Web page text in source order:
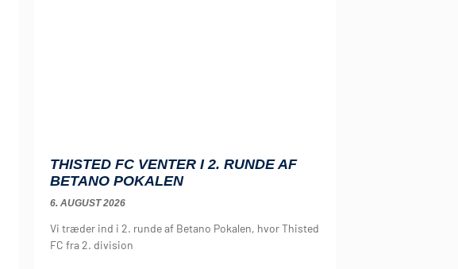
THISTED FC VENTER I 2. RUNDE AF
BETANO POKALEN
6. AUGUST 2026
Vi træder ind i 2. runde af Betano Pokalen, hvor Thisted
FC fra 2. division